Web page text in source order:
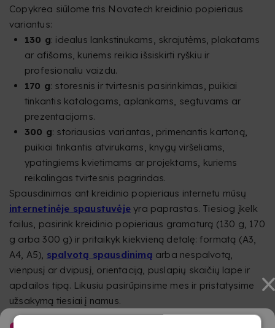
Copykrea siūlome tris Novatech kreidinio popieriaus
variantus:
130 g: idealus lankstinukams, skrajutėms, plakatams
ar afišoms, kuriems reikia išsiskirti ryškiu ir
profesionaliu vaizdu.
170 g: storesnis ir tvirtesnis pasirinkimas, puikiai
tinkantis katalogams, aplankams, segtuvams ar
prezentacijoms.
300 g: storiausias variantas, primenantis kartoną,
puikiai tinkantis atvirukams, knygų viršeliams,
ypatingiems kvietimams ar projektams, kuriems
reikalingas tvirtesnis pagrindas.
Spausdinimas ant kreidinio popieriaus internetu mūsų
internetinėje spaustuvėje yra paprastas. Tiesiog įkelk
failus, pasirink kreidinio popieriaus gramaturą (130 g, 170
g arba 300 g) ir pritaikyk kiekvieną detalę: formatą (A3,
A4, A5), spalvotą spausdinimą arba nespalvotą,
vienpusį ar dvipusį, orientaciją, puslapių skaičių lape ir
apdailos tipą. Likusiu pasirūpinsime mes ir pristatysime
užsakymą tiesiai į namus.
KODĖL VERTA SPAUSDINTI ANT KREIDINIO